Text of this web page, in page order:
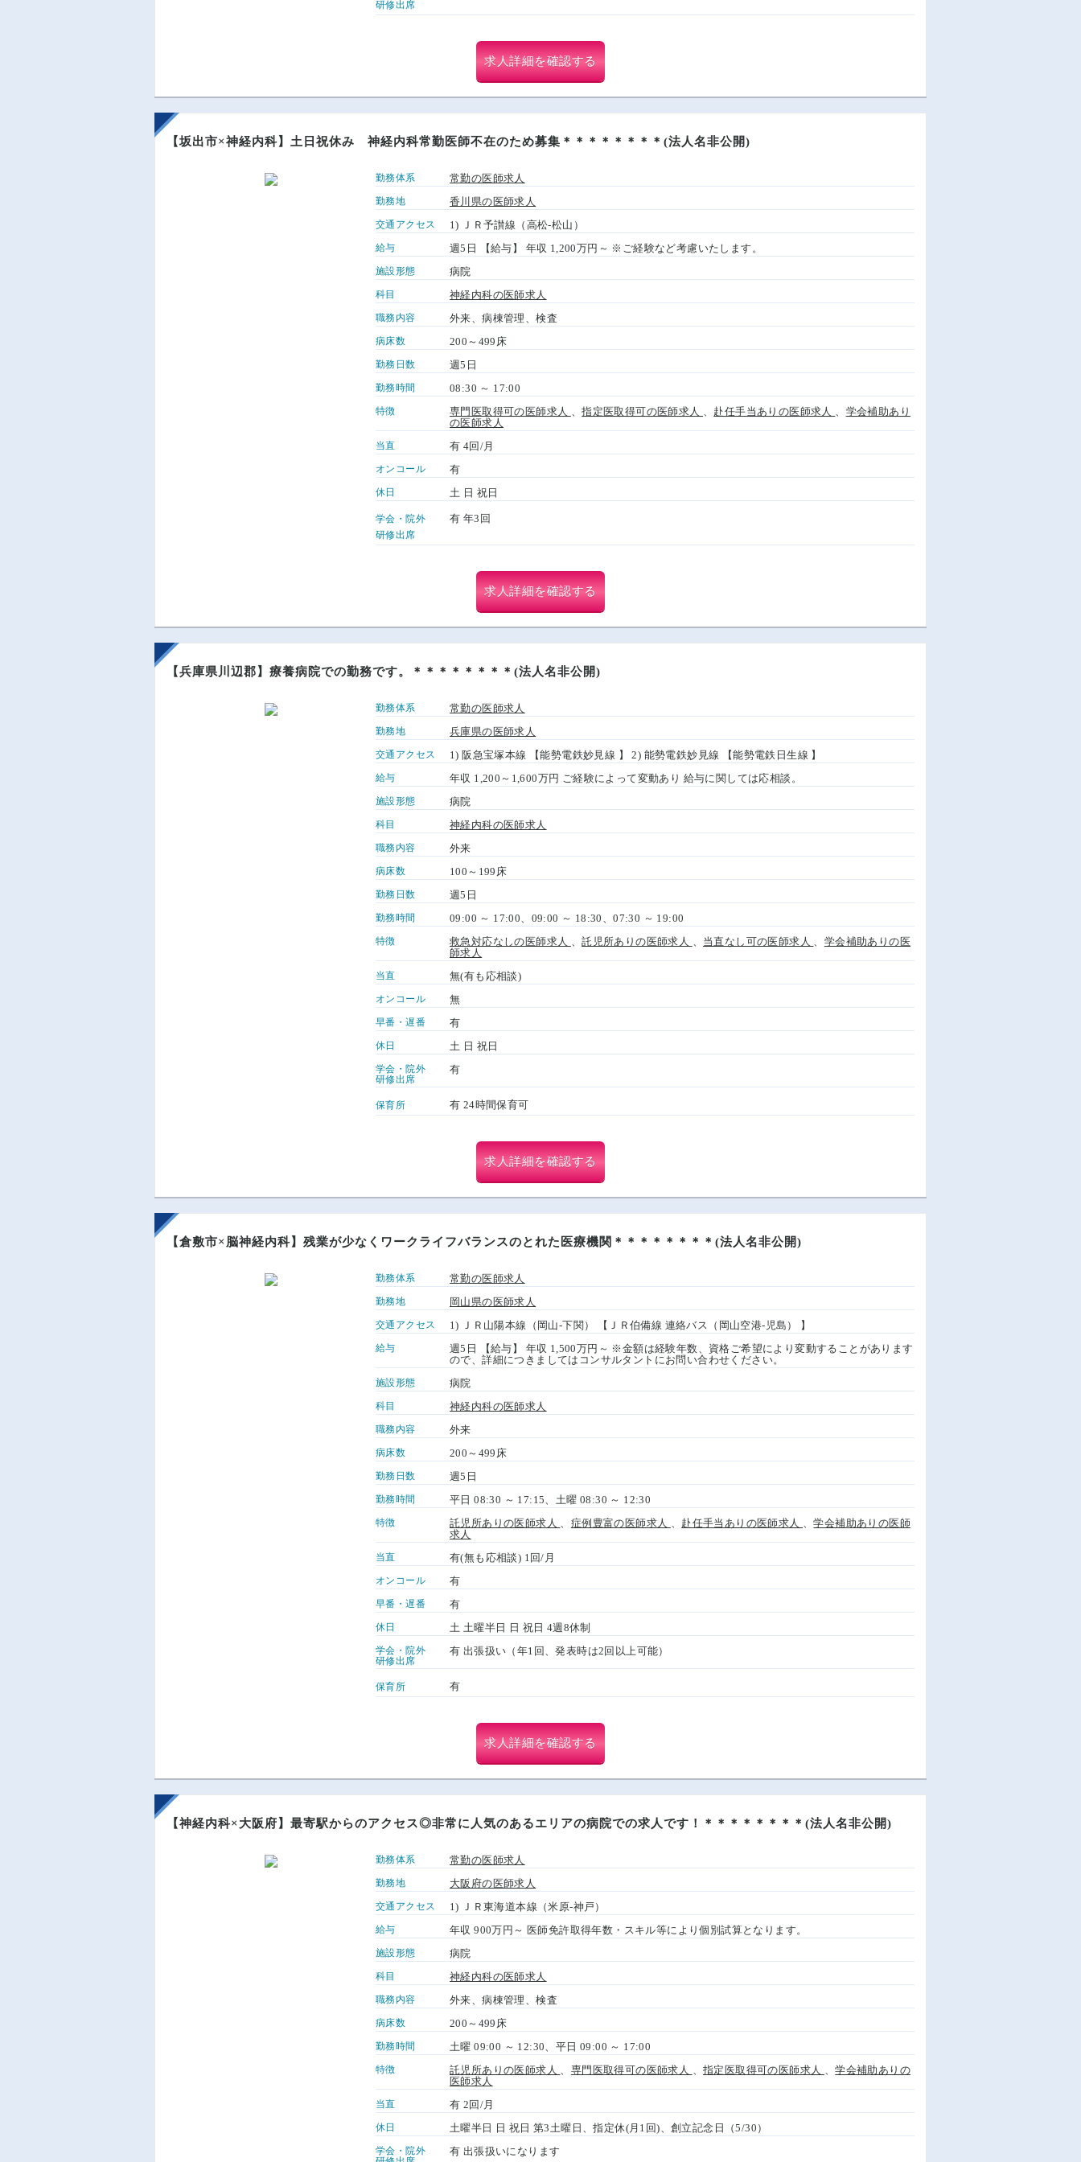
研修出席
求人詳細を確認する
【坂出市×神経内科】土日祝休み 神経内科常勤医師不在のため募集＊＊＊＊＊＊＊＊(法人名非公開)
勤務体系 常勤の医師求人
勤務地 香川県の医師求人
交通アクセス 1) ＪＲ予讃線（高松-松山）
給与 週5日 【給与】 年収 1,200万円～ ※ご経験など考慮いたします。
施設形態 病院
科目 神経内科の医師求人
職務内容 外来、病棟管理、検査
病床数 200～499床
勤務日数 週5日
勤務時間 08:30 ～ 17:00
特徴 専門医取得可の医師求人 、指定医取得可の医師求人 、 赴任手当ありの医師求人 、 学会補助あり
の医師求人
当直 有 4回/月
オンコール 有
休日 土 日 祝日
学会・院外
研修出席
有 年3回
求人詳細を確認する
【兵庫県川辺郡】療養病院での勤務です。＊＊＊＊＊＊＊＊(法人名非公開)
勤務体系 常勤の医師求人
勤務地 兵庫県の医師求人
交通アクセス 1) 阪急宝塚本線 【能勢電鉄妙見線 】 2) 能勢電鉄妙見線 【能勢電鉄日生線 】
給与 年収 1,200～1,600万円 ご経験によって変動あり 給与に関しては応相談。
施設形態 病院
科目 神経内科の医師求人
職務内容 外来
病床数 100～199床
勤務日数 週5日
勤務時間 09:00 ～ 17:00、09:00 ～ 18:30、07:30 ～ 19:00
特徴 救急対応なしの医師求人 、託児所ありの医師求人 、 当直なし可の医師求人 、 学会補助ありの医
師求人
当直 無(有も応相談)
オンコール 無
早番・遅番 有
休日 土 日 祝日
学会・院外
研修出席
有
保育所 有 24時間保育可
求人詳細を確認する
【倉敷市×脳神経内科】残業が少なくワークライフバランスのとれた医療機関＊＊＊＊＊＊＊＊(法人名非公開)
勤務体系 常勤の医師求人
勤務地 岡山県の医師求人
交通アクセス 1) ＪＲ山陽本線（岡山-下関） 【ＪＲ伯備線 連絡バス（岡山空港-児島） 】
給与
週5日 【給与】 年収 1,500万円～ ※金額は経験年数、資格ご希望により変動することがあります
ので、詳細につきましてはコンサルタントにお問い合わせください。
施設形態 病院
科目 神経内科の医師求人
職務内容 外来
病床数 200～499床
勤務日数 週5日
勤務時間 平日 08:30 ～ 17:15、土曜 08:30 ～ 12:30
特徴 託児所ありの医師求人 、 症例豊富の医師求人 、 赴任手当ありの医師求人 、学会補助ありの医師
求人
当直 有(無も応相談) 1回/月
オンコール 有
早番・遅番 有
休日 土 土曜半日 日 祝日 4週8休制
学会・院外
研修出席
有 出張扱い（年1回、発表時は2回以上可能）
保育所 有
求人詳細を確認する
【神経内科×大阪府】最寄駅からのアクセス◎非常に人気のあるエリアの病院での求人です！＊＊＊＊＊＊＊＊(法人名非公開)
勤務体系 常勤の医師求人
勤務地 大阪府の医師求人
交通アクセス 1) ＪＲ東海道本線（米原-神戸）
給与 年収 900万円～ 医師免許取得年数・スキル等により個別試算となります。
施設形態 病院
科目 神経内科の医師求人
職務内容 外来、病棟管理、検査
病床数 200～499床
勤務時間 土曜 09:00 ～ 12:30、平日 09:00 ～ 17:00
特徴 託児所ありの医師求人 、 専門医取得可の医師求人 、指定医取得可の医師求人 、学会補助ありの
医師求人
当直 有 2回/月
休日 土曜半日 日 祝日 第3土曜日、指定休(月1回)、創立記念日（5/30）
学会・院外
有 出張扱いになります